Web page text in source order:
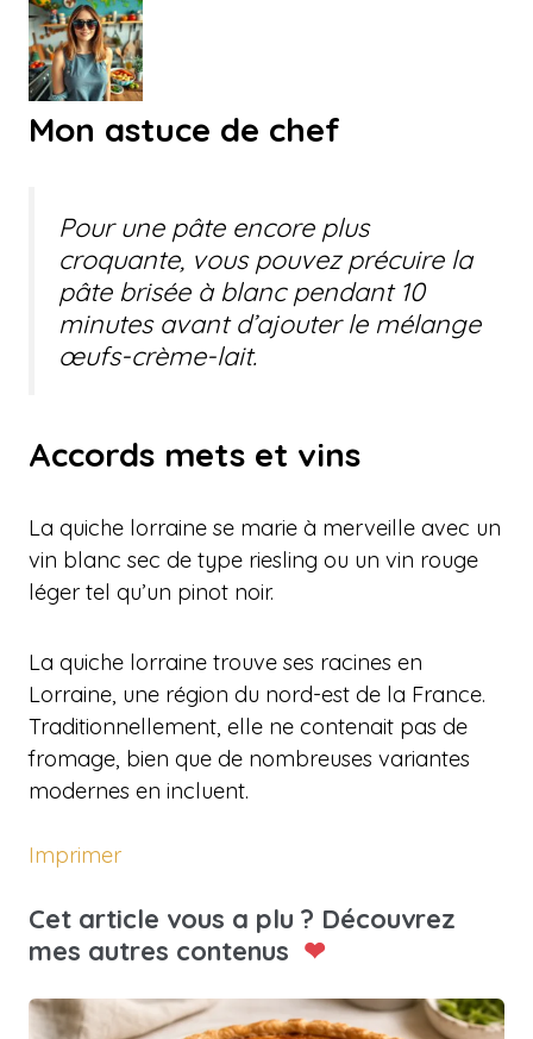
Mon astuce de chef
Pour une pâte encore plus
croquante, vous pouvez précuire la
pâte brisée à blanc pendant 10
minutes avant d’ajouter le mélange
œufs-crème-lait.
Accords mets et vins
La quiche lorraine se marie à merveille avec un
vin blanc sec de type riesling ou un vin rouge
léger tel qu’un pinot noir.
La quiche lorraine trouve ses racines en
Lorraine, une région du nord-est de la France.
Traditionnellement, elle ne contenait pas de
fromage, bien que de nombreuses variantes
modernes en incluent.
Imprimer
Cet article vous a plu ? Découvrez
mes autres contenus ❤